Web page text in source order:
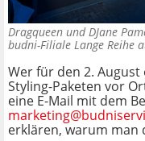
Dragqueen und DJane
budni-Filiale Lange Reihe
Wer für den 2.
Styling-Paketen vor
eine E-Mail mit dem
erklären, warum man